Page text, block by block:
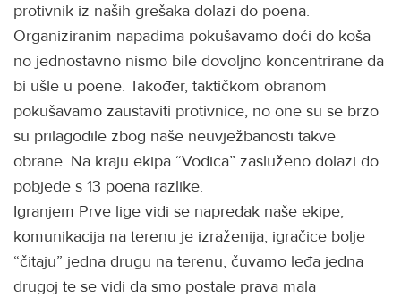
protivnik iz naših grešaka dolazi do poena.
Organiziranim napadima pokušavamo doći do koša
no jednostavno nismo bile dovoljno koncentrirane da
bi ušle u poene. Također, taktičkom obranom
pokušavamo zaustaviti protivnice, no one su se brzo
su prilagodile zbog naše neuvježbanosti takve
obrane. Na kraju ekipa “Vodica” zasluženo dolazi do
pobjede s 13 poena razlike.
Igranjem Prve lige vidi se napredak naše ekipe,
komunikacija na terenu je izraženija, igračice bolje
“čitaju” jedna drugu na terenu, čuvamo leđa jedna
drugoj te se vidi da smo postale prava mala